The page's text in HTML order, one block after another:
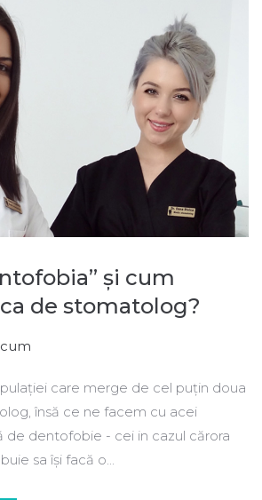
și cum
de stomatolog?
care merge de cel puțin doua
însă ce ne facem cu acei
de dentofobie - cei in cazul cărora
sa își facă o...